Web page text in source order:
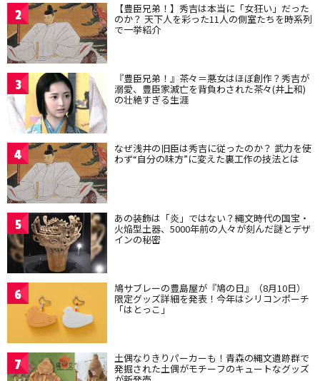
2 【豊臣兄弟！】秀吉は本当に「女狂い」だった
のか？ 天下人を彩った11人の側室たちを時系列
で一挙紹介
3 『豊臣兄弟！』茶々＝悪女はほぼ創作？秀吉が
溺愛、豊臣家滅亡を背負わされた茶々(井上和)
の壮絶すぎる生涯
4 なぜ浅井の旧臣は秀吉に従ったのか？ 武力を使
わず“自分の味方”に変えた裏工作の技法とは
5 あの装飾は「炎」ではない？縄文時代の国宝・
火焔型土器、5000年前の人々が刻んだ謎とデザ
インの秘密
6 鳩サブレーの豊島屋が『鳩の日』（8月10日）
限定グッズ詳細を発表！今年はシリコンポーチ
「はとっこ」
7 土偶なりきりパーカーも！青森の縄文遺跡群で
発掘された土偶がモチーフのキュートなグッズ